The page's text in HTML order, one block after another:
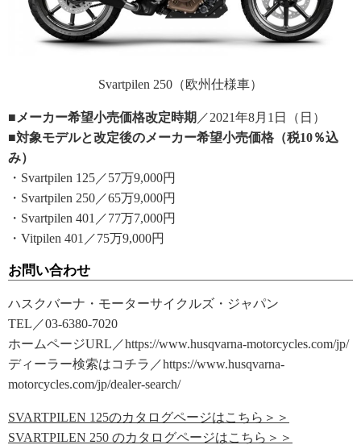
Svartpilen 250（欧州仕様車）
■メーカー希望小売価格改定時期 ／2021年8月1日（日）
■対象モデルと改定後のメーカー希望小売価格（税10％込
み）
・Svartpilen 125／57万9,000円
・Svartpilen 250／65万9,000円
・Svartpilen 401／77万7,000円
・Vitpilen 401／75万9,000円
お問い合わせ
ハスクバーナ・モーターサイクルズ・ジャパン
TEL／03-6380-7020
ホームページURL／https://www.husqvarna-motorcycles.com/jp/
ディーラー検索はコチラ／https://www.husqvarna-
motorcycles.com/jp/dealer-search/
SVARTPILEN 125のカタログページはこちら＞＞
SVARTPILEN 250 のカタログページはこちら＞＞